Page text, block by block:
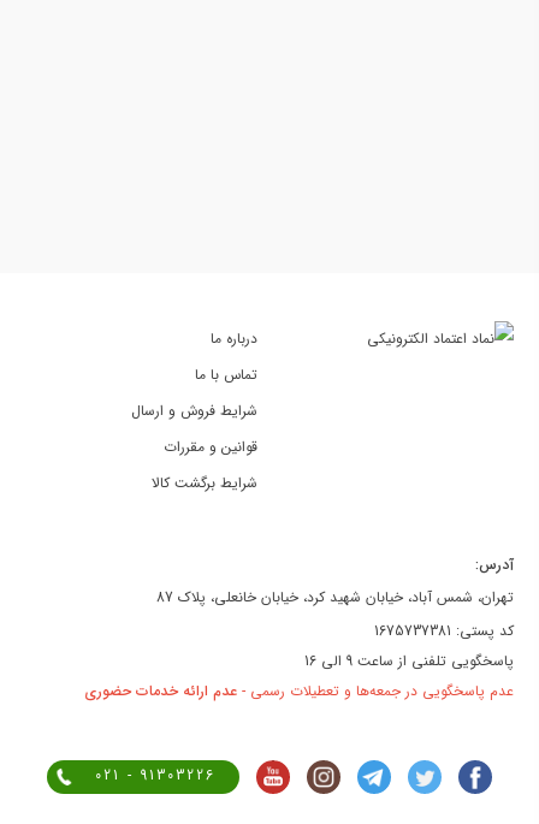
درباره ما
تماس با ما
شرایط فروش و ارسال
قوانین و مقررات
شرایط برگشت کالا
آدرس:
تهران، شمس آباد، خیابان شهید کرد، خیابان خانعلی، پلاک 87
کد پستی: 1675737381
پاسخگویی تلفنی از ساعت 9 الی 16
عدم پاسخگویی در جمعه‌ها و تعطیلات رسمی -عدم ارائه خدمات حضوری
021 - 91303226